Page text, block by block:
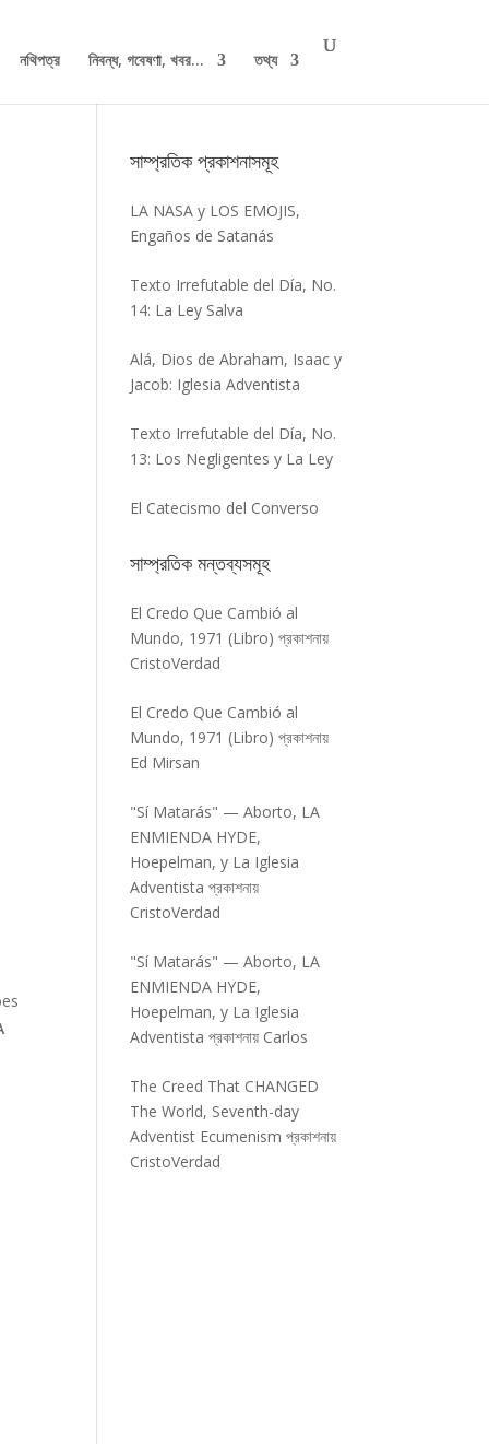
নথিপত্র নিবন্ধ, গবেষণা, খবর... তথ্য
সাম্প্রতিক প্রকাশনাসমূহ
LA NASA y LOS EMOJIS,
Engaños de Satanás
Texto Irrefutable del Día, No.
14: La Ley Salva
Alá, Dios de Abraham, Isaac y
Jacob: Iglesia Adventista
Texto Irrefutable del Día, No.
13: Los Negligentes y La Ley
El Catecismo del Converso
সাম্প্রতিক মন্তব্যসমূহ
El Credo Que Cambió al
Mundo, 1971 (Libro) প্রকাশনায়
CristoVerdad
El Credo Que Cambió al
Mundo, 1971 (Libro) প্রকাশনায়
Ed Mirsan
"Sí Matarás" — Aborto, LA
ENMIENDA HYDE,
Hoepelman, y La Iglesia
Adventista প্রকাশনায়
CristoVerdad
"Sí Matarás" — Aborto, LA
ENMIENDA HYDE,
Hoepelman, y La Iglesia
Adventista প্রকাশনায় Carlos
The Creed That CHANGED
The World, Seventh-day
Adventist Ecumenism প্রকাশনায়
CristoVerdad